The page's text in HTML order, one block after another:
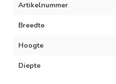
Artikelnummer
Breedte
Hoogte
Diepte